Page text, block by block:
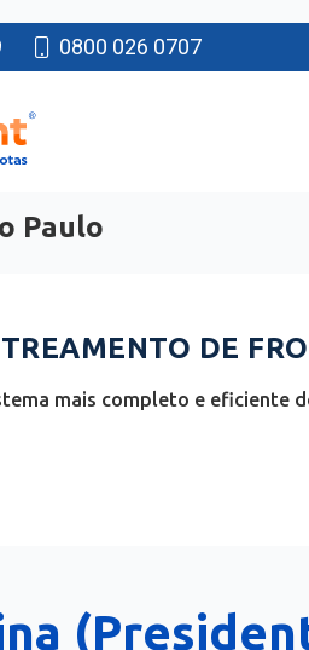
0800 026 0707
Paulo
DE
mais completo e eficiente